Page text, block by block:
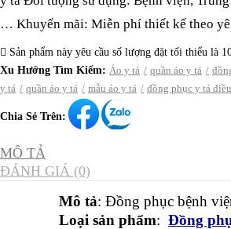
… Khuyến mãi: Miễn phí thiết kế theo
Sản phẩm này yêu cầu số lượng đặt tối thiểu là
Xu Hướng Tìm Kiếm: Áo y tá quần áo y tá
y tá
quần áo y tá mẫu áo y tá đồng phục y tá
Chia Sẻ Trên:
MÔ TẢ
ĐÁNH GIÁ (0)
Mô tả: Đồng phục bệnh
Loại sản phẩm: Đồng